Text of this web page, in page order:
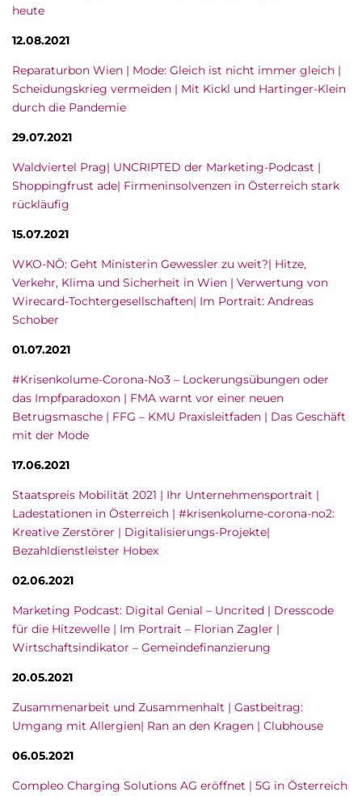
heute
12.08.2021
Reparaturbon Wien | Mode: Gleich ist nicht immer gleich |
Scheidungskrieg vermeiden | Mit Kickl und Hartinger-Klein
durch die Pandemie
29.07.2021
Waldviertel Prag| UNCRIPTED der Marketing-Podcast |
Shoppingfrust ade| Firmeninsolvenzen in Österreich stark
rückläufig
15.07.2021
WKO-NÖ: Geht Ministerin Gewessler zu weit?| Hitze,
Verkehr, Klima und Sicherheit in Wien | Verwertung von
Wirecard-Tochtergesellschaften| Im Portrait: Andreas
Schober
01.07.2021
#Krisenkolume-Corona-No3 – Lockerungsübungen oder
das Impfparadoxon | FMA warnt vor einer neuen
Betrugsmasche | FFG – KMU Praxisleitfaden | Das Geschäft
mit der Mode
17.06.2021
Staatspreis Mobilität 2021 | Ihr Unternehmensportrait |
Ladestationen in Österreich | #krisenkolume-corona-no2:
Kreative Zerstörer | Digitalisierungs-Projekte|
Bezahldienstleister Hobex
02.06.2021
Marketing Podcast: Digital Genial – Uncrited | Dresscode
für die Hitzewelle | Im Portrait – Florian Zagler |
Wirtschaftsindikator – Gemeindefinanzierung
20.05.2021
Zusammenarbeit und Zusammenhalt | Gastbeitrag:
Umgang mit Allergien| Ran an den Kragen | Clubhouse
06.05.2021
Compleo Charging Solutions AG eröffnet | 5G in Österreich